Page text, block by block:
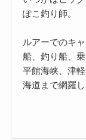
ぽこ釣り師。
ルアーでのキ
船、釣り船、
平館海峡、津
海道まで網羅し